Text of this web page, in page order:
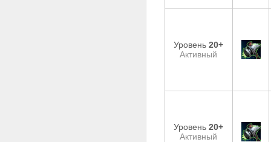
Уровень20+
Активный
Уровень20+
Активный